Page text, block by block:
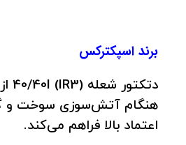
برند اسپکترکس
هنگام آتش‌سوزی سوخت و
اعتماد بالا فراهم می‌کند.